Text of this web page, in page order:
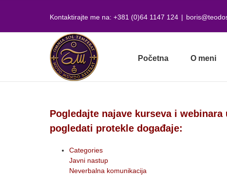
Kontaktirajte me na: +381 (0)64 1147 124 |
Početna O meni
Pogledajte najave kurseva i
pogledati protekle događaje:
Categories
Javni nastup
Neverbalna komunikacija